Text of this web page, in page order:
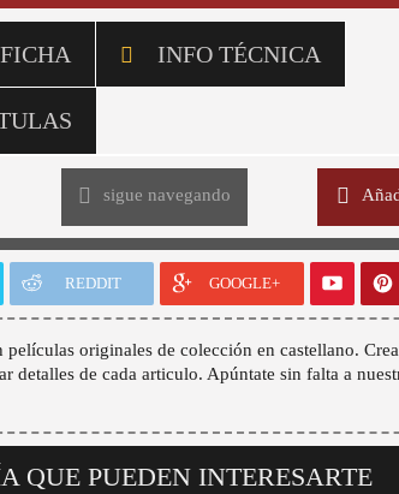
FICHA INFO TÉCNICA
sigue navegando
REDDIT GOOGLE+
originales de colección en castellano.
detalles de cada articulo. Apúntate sin falta a
QUE PUEDEN INTERESARTE